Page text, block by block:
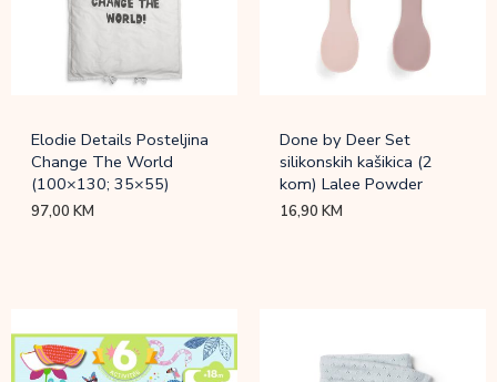
Elodie Details Posteljina
Change The World
(100×130; 35×55)
97,00KM
Done by Deer Set
silikonskih kašikica (2
kom) Lalee Powder
16,90KM